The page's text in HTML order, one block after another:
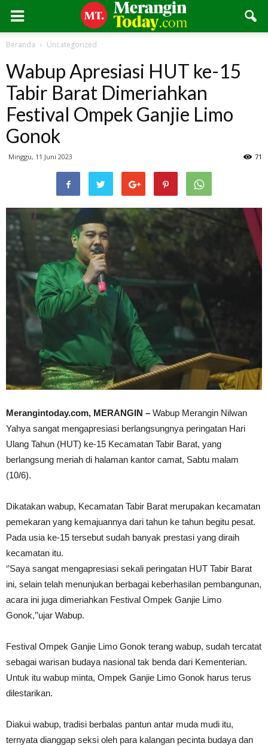
Beranda Uncategorized
Wabup Apresiasi HUT ke-15
Tabir Barat Dimeriahkan
Festival Ompek Ganjie Limo
Gonok
Minggu, 11 Juni 2023 71
Merangintoday.com, MERANGIN – Wabup Merangin Nilwan
Yahya sangat mengapresiasi berlangsungnya peringatan Hari
Ulang Tahun (HUT) ke-15 Kecamatan Tabir Barat, yang
berlangsung meriah di halaman kantor camat, Sabtu malam
(10/6).
Dikatakan wabup, Kecamatan Tabir Barat merupakan kecamatan
pemekaran yang kemajuannya dari tahun ke tahun begitu pesat.
Pada usia ke-15 tersebut sudah banyak prestasi yang diraih
kecamatan itu.
‘’Saya sangat mengapresiasi sekali peringatan HUT Tabir Barat
ini, selain telah menunjukan berbagai keberhasilan pembangunan,
acara ini juga dimeriahkan Festival Ompek Ganjie Limo
Gonok,’’ujar Wabup.
Festival Ompek Ganjie Limo Gonok terang wabup, sudah tercatat
sebagai warisan budaya nasional tak benda dari Kementerian.
Untuk itu wabup minta, Ompek Ganjie Limo Gonok harus terus
dilestarikan.
Diakui wabup, tradisi berbalas pantun antar muda mudi itu,
ternyata dianggap seksi oleh para kalangan pecinta budaya dan